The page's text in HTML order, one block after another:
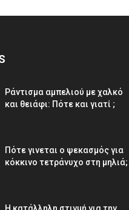
Ράντισμα αμπελιού με χαλκό
και θειάφι: Πότε και γιατί ;
Πότε γινεται ο ψεκασμός για
κόκκινο τετράνυχο στη μηλιά;